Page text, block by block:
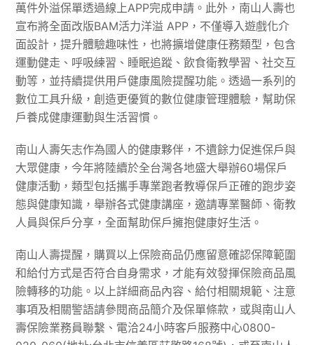
萬件外溢保單透過線上APP完成申請。此外，南山人壽也
宣布將全面改版BAM活力洋溢 APP，不僅導入遊戲化介
面設計，提升體驗趣味性，也將擴增健康任務類型，包含
運動健走、呼吸練習、睡眠追蹤、飲食衛教學習、社交互
動等，並持續提供用戶健康風險提醒功能。透過一系列的
數位工具升級，創造更優質的數位健康管理體驗，幫助保
戶養成健康運動與生活習慣。
南山人壽矢志作為國人的健康夥伴，不遺餘力促進保戶與
大眾健康，今年將陸續於全台灣各地盛大舉辦60場保戶
健康活動，類型包括攜手專業跑者教導保戶正確的跑步姿
態與健康知識，舉辦各式健康講座，邀請專業醫師、衛教
人員與保戶分享，全面幫助保戶擁抱健康好生活。
南山人壽提醒，購買以上保險商品仍應留意確認保障範圍
和給付方式是否符合自身需求，才能有效發揮保險商品風
險轉移的功能。以上詳細商品內容、給付相關規範、注意
事項及相關警語請參閱商品簡介及保單條款，或與南山人
壽保險業務員聯繫、電洽24小時客戶服務中心0800-